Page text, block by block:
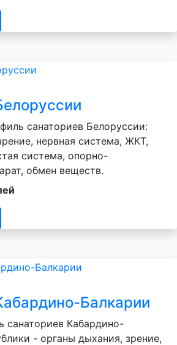
санаториев Белоруссии:
нервная система, ЖКТ,
система, опорно-
обмен веществ.
Балкарии
санаториев Кабардино-
- органы дыхания, зрение,